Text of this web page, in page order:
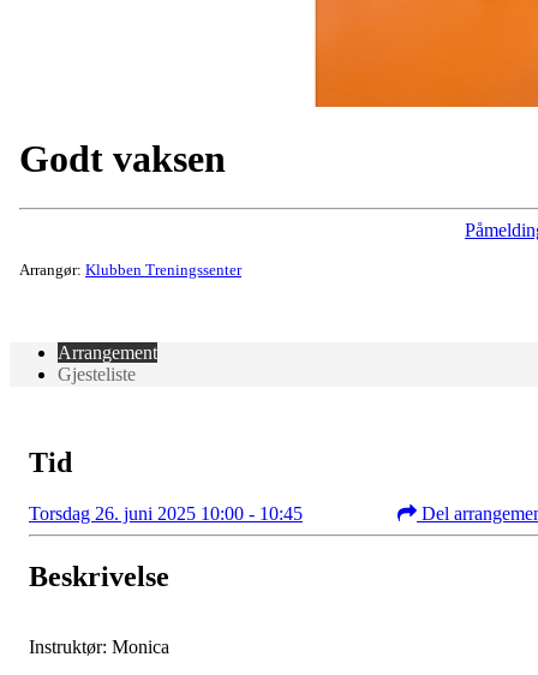
Godt vaksen
Arrangør: Klubben Treningssenter
Arrangement
Gjesteliste
Tid
Torsdag 26. juni 2025 10:00 - 10:45 Del
Beskrivelse
Instruktør: Monica